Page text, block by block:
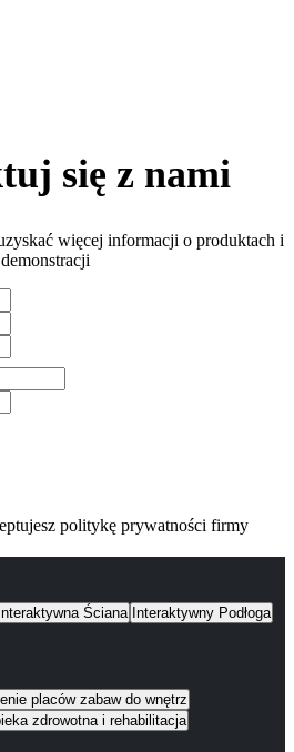
się z nami
więcej informacji o produktach i
demonstracji
politykę prywatności firmy
Ściana Interaktywny Podłoga
placów zabaw do wnętrz
zdrowotna i rehabilitacja